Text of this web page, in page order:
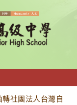
轉社團法人台灣自殺